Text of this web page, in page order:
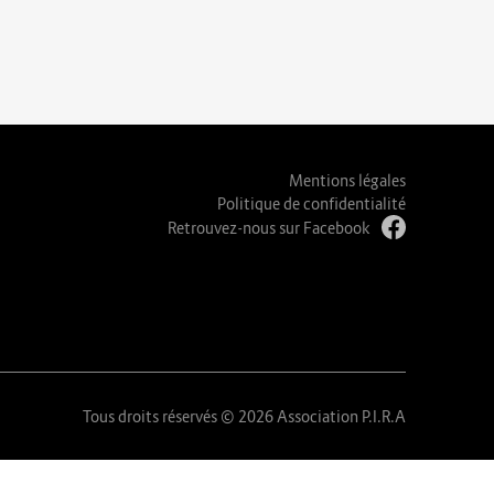
Mentions légales
Politique de confidentialité
Retrouvez-nous sur Facebook
Tous droits réservés © 2026 Association P.I.R.A